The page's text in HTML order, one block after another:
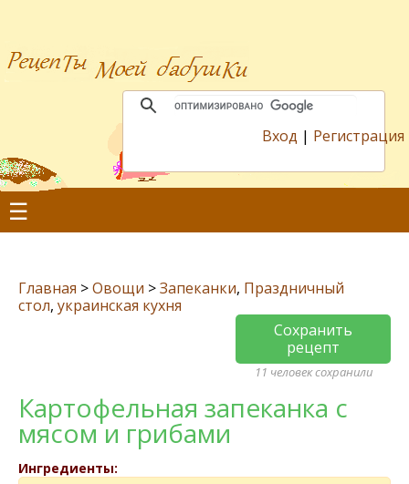
Вход | Регистрация
☰
Главная >Овощи >Запеканки, Праздничный
стол, украинская кухня
Сохранить
рецепт
11 человек сохранили
Картофельная запеканка с
мясом и грибами
Ингредиенты: